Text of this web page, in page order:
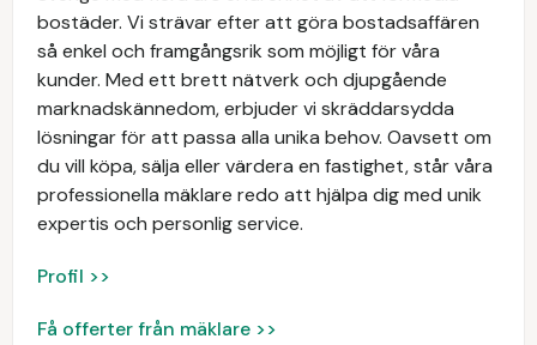
bostäder. Vi strävar efter att göra bostadsaffären
så enkel och framgångsrik som möjligt för våra
kunder. Med ett brett nätverk och djupgående
marknadskännedom, erbjuder vi skräddarsydda
lösningar för att passa alla unika behov. Oavsett om
du vill köpa, sälja eller värdera en fastighet, står våra
professionella mäklare redo att hjälpa dig med unik
expertis och personlig service.
Profil >>
Få offerter från mäklare >>